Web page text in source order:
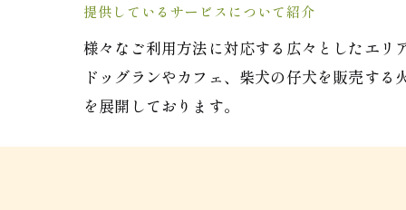
提供しているサービスについて紹介
様々なご利用方法に対応する広々としたエリ
ドッグランやカフェ、柴犬の仔犬を販売する
を展開しております。